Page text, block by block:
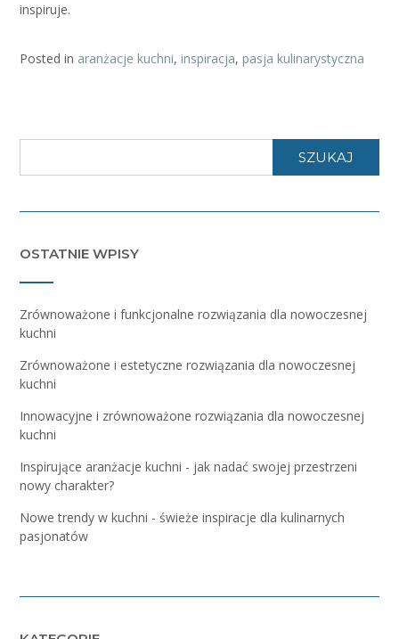
inspiruje.
Posted in aranżacje kuchni, inspiracja, pasja kulinarystyczna
SZUKAJ
OSTATNIE WPISY
Zrównoważone i funkcjonalne rozwiązania dla nowoczesnej
kuchni
Zrównoważone i estetyczne rozwiązania dla nowoczesnej
kuchni
Innowacyjne i zrównoważone rozwiązania dla nowoczesnej
kuchni
Inspirujące aranżacje kuchni - jak nadać swojej przestrzeni
nowy charakter?
Nowe trendy w kuchni - świeże inspiracje dla kulinarnych
pasjonatów